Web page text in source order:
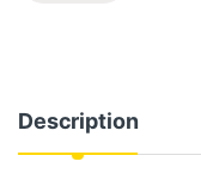
Description